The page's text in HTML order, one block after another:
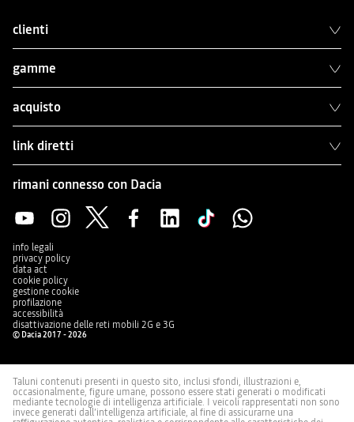
clienti
gamme
acquisto
link diretti
rimani connesso con Dacia
info legali
privacy policy
data act
cookie policy
gestione cookie
profilazione
accessibilità
disattivazione delle reti mobili 2G e 3G
© Dacia 2017 - 2026
Taluni contenuti presenti in questo sito, inclusi sfondi, illustrazioni e,
occasionalmente, figure umane, possono essere stati generati o modificati
mediante tecnologie di intelligenza artificiale. I veicoli rappresentati non sono
invece generati dall’intelligenza artificiale, al fine di assicurarne una